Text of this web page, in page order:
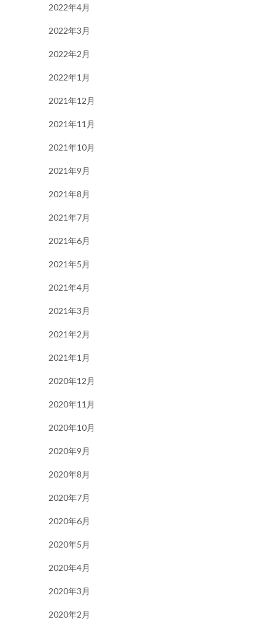
2022年4月
2022年3月
2022年2月
2022年1月
2021年12月
2021年11月
2021年10月
2021年9月
2021年8月
2021年7月
2021年6月
2021年5月
2021年4月
2021年3月
2021年2月
2021年1月
2020年12月
2020年11月
2020年10月
2020年9月
2020年8月
2020年7月
2020年6月
2020年5月
2020年4月
2020年3月
2020年2月